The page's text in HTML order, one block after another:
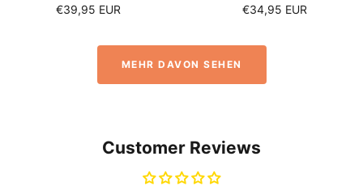
Sale
€39,95 EUR
Sale
€34,95 EUR
MEHR DAVON SEHEN
Customer Reviews